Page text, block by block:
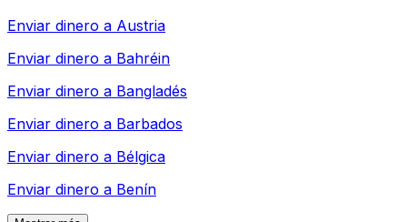
Enviar dinero a Austria
Enviar dinero a Bahréin
Enviar dinero a Bangladés
Enviar dinero a Barbados
Enviar dinero a Bélgica
Enviar dinero a Benín